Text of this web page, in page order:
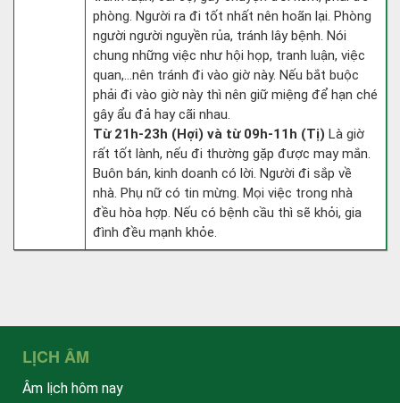
phòng. Người ra đi tốt nhất nên hoãn lại. Phòng
người người nguyền rủa, tránh lây bệnh. Nói
chung những việc như hội họp, tranh luận, việc
quan,…nên tránh đi vào giờ này. Nếu bắt buộc
phải đi vào giờ này thì nên giữ miệng để hạn ché
gây ẩu đả hay cãi nhau.
Từ 21h-23h (Hợi) và từ 09h-11h (Tị) Là giờ
rất tốt lành, nếu đi thường gặp được may mắn.
Buôn bán, kinh doanh có lời. Người đi sắp về
nhà. Phụ nữ có tin mừng. Mọi việc trong nhà
đều hòa hợp. Nếu có bệnh cầu thì sẽ khỏi, gia
đình đều mạnh khỏe.
LỊCH ÂM
Âm lịch hôm nay